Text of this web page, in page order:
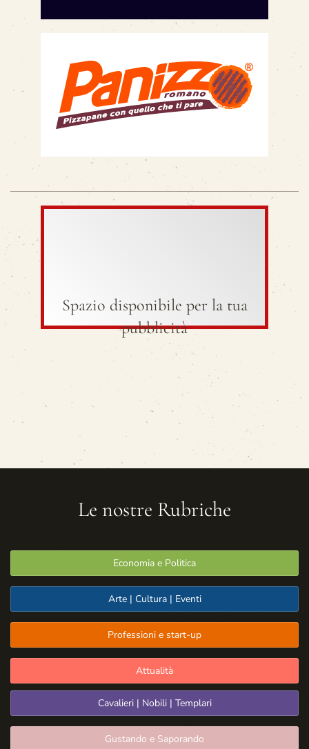
Spazio disponibile per la tua
pubblicità
Le nostre Rubriche
Economia e Politica
Arte | Cultura | Eventi
Professioni e start-up
Attualità
Cavalieri | Nobili | Templari
Gustando e Saporando